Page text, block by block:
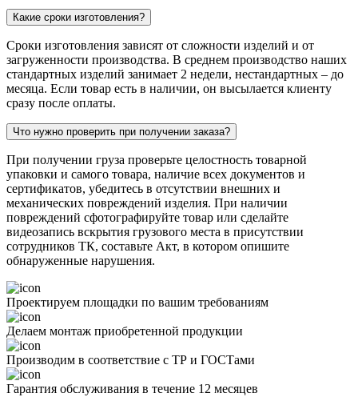
Какие сроки изготовления?
Сроки изготовления зависят от сложности изделий и от
загруженности производства. В среднем производство наших
стандартных изделий занимает 2 недели, нестандартных – до
месяца. Если товар есть в наличии, он высылается клиенту
сразу после оплаты.
Что нужно проверить при получении заказа?
При получении груза проверьте целостность товарной
упаковки и самого товара, наличие всех документов и
сертификатов, убедитесь в отсутствии внешних и
механических повреждений изделия. При наличии
повреждений сфотографируйте товар или сделайте
видеозапись вскрытия грузового места в присутствии
сотрудников ТК, составьте Акт, в котором опишите
обнаруженные нарушения.
Проектируем площадки по вашим требованиям
Делаем монтаж приобретенной продукции
Производим в соответствие с ТР и ГОСТами
Гарантия обслуживания в течение 12 месяцев